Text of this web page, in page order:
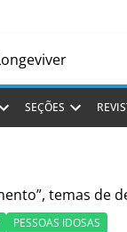
SEÇÕES
PESSOAS IDOSAS